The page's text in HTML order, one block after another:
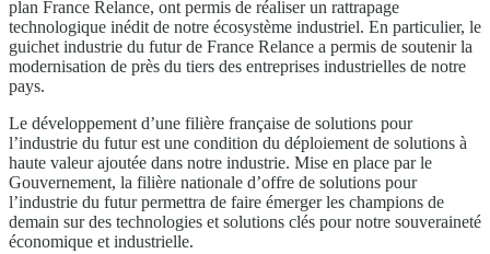
plan France Relance, ont permis de réaliser un rattrapage
technologique inédit de notre écosystème industriel. En particulier, le
guichet industrie du futur de France Relance a permis de soutenir la
modernisation de près du tiers des entreprises industrielles de notre
pays.
Le développement d’une filière française de solutions pour
l’industrie du futur est une condition du déploiement de solutions à
haute valeur ajoutée dans notre industrie. Mise en place par le
Gouvernement, la filière nationale d’offre de solutions pour
l’industrie du futur permettra de faire émerger les champions de
demain sur des technologies et solutions clés pour notre souveraineté
économique et industrielle.